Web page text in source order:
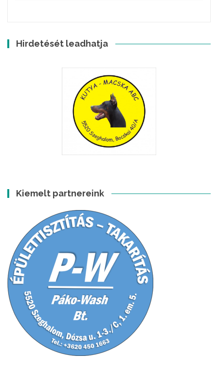
Hirdetését leadhatja
Kiemelt partnereink